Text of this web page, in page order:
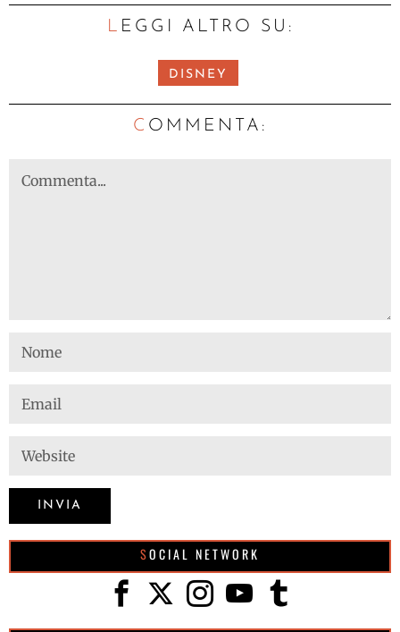
LEGGI ALTRO SU:
DISNEY
C OMMENTA:
SOCIAL NETWORK